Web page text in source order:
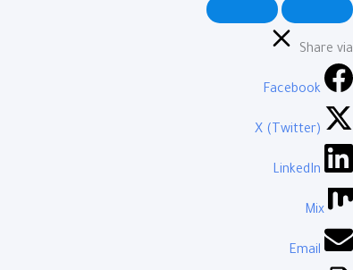
Share via
Facebook
X (Twitter)
LinkedIn
Mix
Email